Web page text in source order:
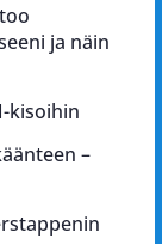
ja näin
kisoihin
–